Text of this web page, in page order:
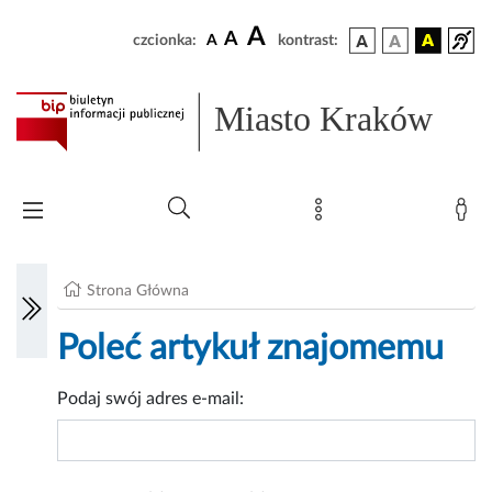
czcionka: A A A kontrast:
Miasto Kraków
Strona Główna
Poleć artykuł znajomemu
Podaj swój adres e-mail: